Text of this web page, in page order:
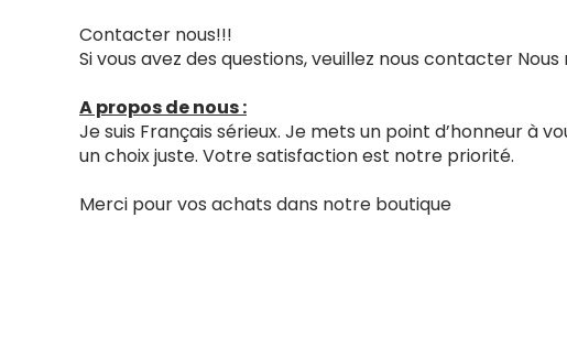
Contacter nous!!!
Si vous avez des questions, veuillez nous contacter
A propos de nous :
Je suis Français sérieux. Je mets un point d’honneur
un choix juste. Votre satisfaction est notre priorité.
Merci pour vos achats dans notre boutique